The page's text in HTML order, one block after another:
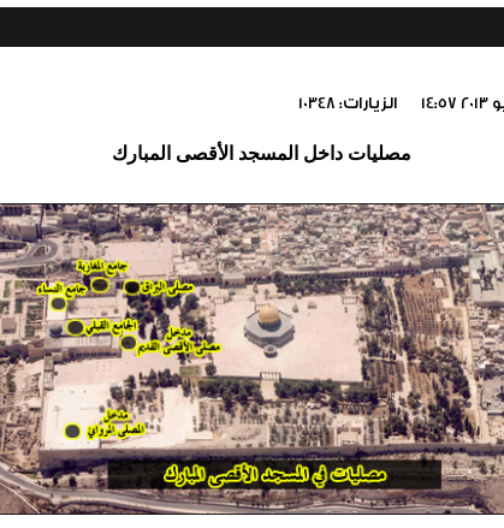
include_once(/home/foraqsa/
/home/
الزيارات: 10348
مصليات داخل المسجد الأقصى المبارك